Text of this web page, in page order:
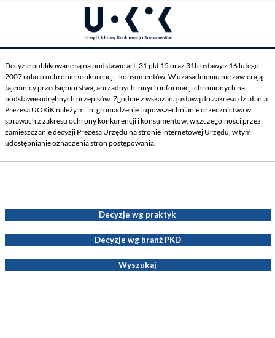
Decyzje publikowane są na podstawie art. 31 pkt 15 oraz 31b ustawy z 16 lutego
2007 roku o ochronie konkurencji i konsumentów. W uzasadnieniu nie zawierają
tajemnicy przedsiębiorstwa, ani żadnych innych informacji chronionych na
podstawie odrębnych przepisów. Zgodnie z wskazaną ustawą do zakresu działania
Prezesa UOKiK należy m. in. gromadzenie i upowszechnianie orzecznictwa w
sprawach z zakresu ochrony konkurencji i konsumentów, w szczególności przez
zamieszczanie decyzji Prezesa Urzędu na stronie internetowej Urzędu, w tym
udostępnianie oznaczenia stron postępowania.
Decyzje wg praktyk
Decyzje wg branż PKD
Wyszukaj